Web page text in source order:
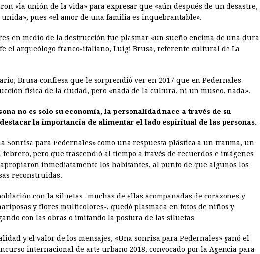
«la unión de la vida» para expresar que «aún después de un desastre,
pues «el amor de una familia es inquebrantable».
en medio de la destrucción fue plasmar «un sueño encima de una dura
el arqueólogo franco-italiano, Luigi Brusa, referente cultural de La
Brusa confiesa que le sorprendió ver en 2017 que en Pedernales
física de la ciudad, pero «nada de la cultura, ni un museo, nada».
no es solo su economía, la personalidad nace a través de su
la importancia de alimentar el lado espiritual de las personas.
Sonrisa para Pedernales» como una respuesta plástica a un trauma, un
pero que trascendió al tiempo a través de recuerdos e imágenes
apropiaron inmediatamente los habitantes, al punto de que algunos los
reconstruidas.
con la siluetas -muchas de ellas acompañadas de corazones y
y flores multicolores-, quedó plasmada en fotos de niños y
con las obras o imitando la postura de las siluetas.
y el valor de los mensajes, «Una sonrisa para Pedernales» ganó el
internacional de arte urbano 2018, convocado por la Agencia para